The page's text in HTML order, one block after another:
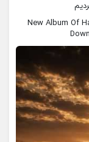
New Album Of